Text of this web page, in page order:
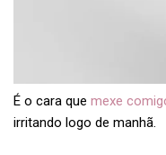
É o cara que mexe
irritando logo de manhã.